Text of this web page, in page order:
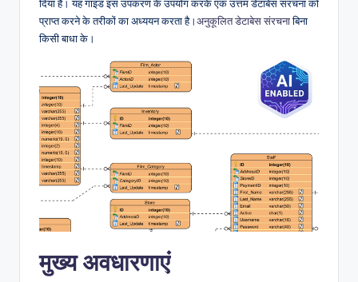
&
D
it
दिया है। यह गाइड इस उपकरण के उपयोग करके एक उत्तम डेटाबेस संरचना को
प्राप्त करने के तरीकों का अध्ययन करता है।अनुकूलित डेटाबेस संरचनाबिना
किसी बाधा के।
मुख्य अवधारणाएं